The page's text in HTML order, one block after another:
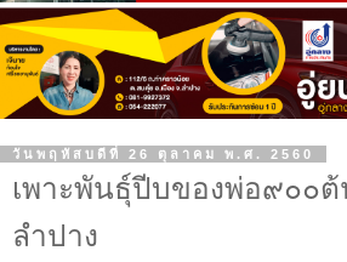
วันพฤหัสบดีที่ 26 ตุลาคม พ.ศ. 2560
เพาะพันธุ์ปีบของพ่อ๙๐๐
ลำปาง